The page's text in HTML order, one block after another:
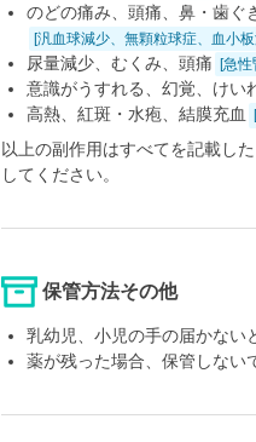
のどの痛み、頭痛、鼻・歯ぐ
[汎血球減少、無顆粒球症、血小
尿量減少、むくみ、頭痛 [急
意識がうすれる、幻覚、けい
高熱、紅斑・水疱、結膜充血
以上の副作用はすべてを記載し
してください。
保管方法その他
乳幼児、小児の手の届かない
薬が残った場合、保管しない